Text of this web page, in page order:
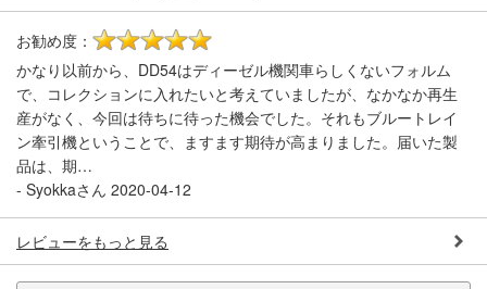
お勧め度：
かなり以前から、DD54はディーゼル機関車らしくないフォルム
で、コレクションに入れたいと考えていましたが、なかなか再生
産がなく、今回は待ちに待った機会でした。それもブルートレイ
ン牽引機ということで、ますます期待が高まりました。届いた製
品は、期…
- Syokkaさん 2020-04-12
レビューをもっと見る